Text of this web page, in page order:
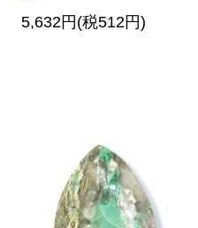
5,632円(税512円)